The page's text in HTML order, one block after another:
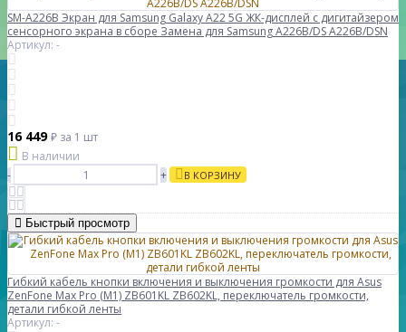
SM-A226B Экран для Samsung Galaxy A22 5G ЖК-дисплей с дигитайзером
сенсорного экрана в сборе Замена для Samsung A226B/DS A226B/DSN
Артикул: -
16 449₽ за 1 шт
В наличии
-
+ В КОРЗИНУ
Быстрый просмотр
Гибкий кабель кнопки включения и выключения громкости для Asus
ZenFone Max Pro (M1) ZB601KL ZB602KL, переключатель громкости,
детали гибкой ленты
Артикул: -